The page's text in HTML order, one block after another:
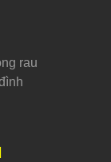
rau